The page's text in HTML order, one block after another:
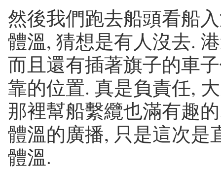
然後我們跑去船頭看船
體溫, 猜想是有人沒去.
而且還有插著旗子的車
靠的位置. 真是負責任,
那裡幫船繫纜也滿有趣
體溫的廣播, 只是這次是
體溫.